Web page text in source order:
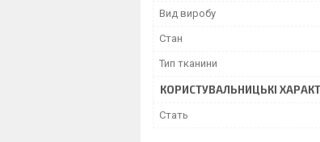
Вид виробу
Стан
Тип тканини
КОРИСТУВАЛЬНИЦЬКІ
Стать